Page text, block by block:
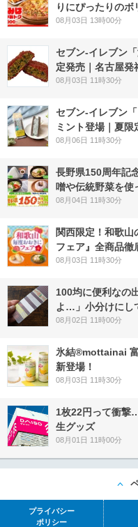
りにぴったりの
08月03日 13時00分
セブン-イレブン
定発売｜名古屋発
08月03日 11時30分
セブン‐イレブン
ミント登場｜夏
08月06日 11時30分
長野県150周年記
噌や伝統野菜を使
08月04日 11時30分
関西限定！和歌山
フェア』全商品徹
08月03日 11時30分
100均に便利なの
よ…」小分けにし
08月02日 11時00分
氷結®mottainai
新登場！
08月03日 11時30分
1枚22円って衝撃
生グッズ
08月01日 11時00分
プライバシー
ポリシー